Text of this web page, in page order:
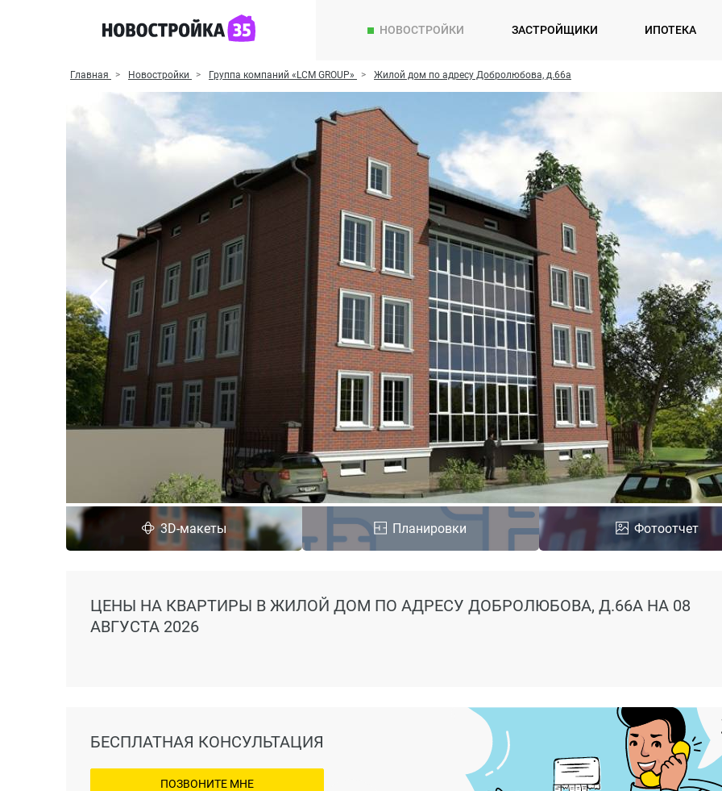
НОВОСТРОЙКИ ЗАСТРОЙЩИКИ ИПОТЕКА
Главная Новостройки Группа компаний «LCM GROUP» Жилой дом по адресу Добролюбова, д.66а
3D-макеты Планировки Фотоотчет
ЦЕНЫ НА КВАРТИРЫ В ЖИЛОЙ ДОМ ПО АДРЕСУ ДОБРОЛЮБОВА, Д.66А НА 08
АВГУСТА 2026
БЕСПЛАТНАЯ КОНСУЛЬТАЦИЯ
ПОЗВОНИТЕ МНЕ